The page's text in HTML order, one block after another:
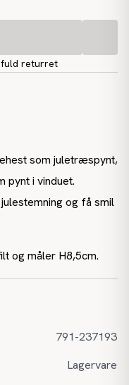
fuld returret
som juletræspynt,
pynt i vinduet.
og få smil
og måler H8,5cm.
791-237193
Lagervare